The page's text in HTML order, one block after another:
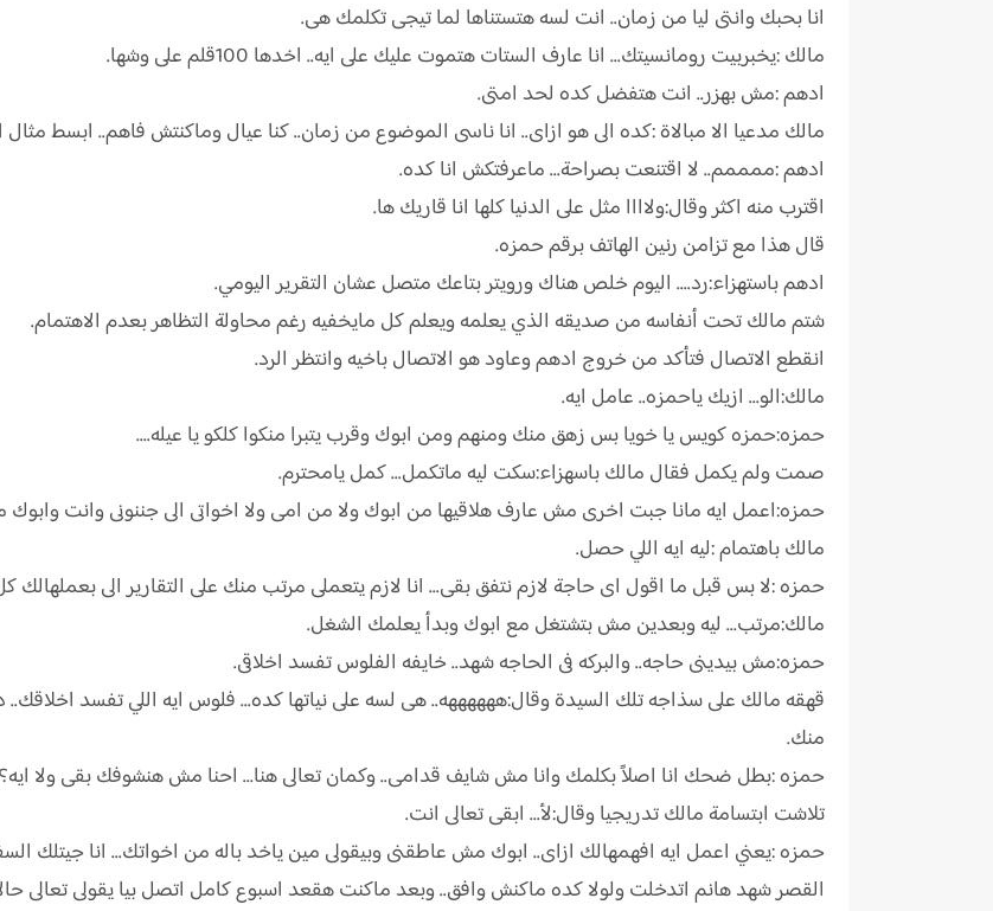
انا بحبك وانتى ليا من زمان.. انت لسه هتستناها لما تيجى تكلمك هى.
مالك :يخبربيت رومانسيتك... انا عارف الستات هتموت عليك على ايه.. اخدها 100قلم على وشها.
ادهم :مش بهزر.. انت هتفضل كده لحد امتى.
مالك مدعيا الا مبالاة :كده الى هو ازاى.. انا ناسى الموضوع من زمان.. كنا عيال وماكنتش فاهم.. ابسط مثال انى سبتها
ادهم :ممممم.. لا اقتنعت بصراحة... ماعرفتكش انا كده.
اقترب منه اكثر وقال:ولاااا مثل على الدنيا كلها انا قاريك ها.
قال هذا مع تزامن رنين الهاتف برقم حمزه.
ادهم باستهزاء:رد.... اليوم خلص هناك ورويتر بتاعك متصل عشان التقرير اليومي.
شتم مالك تحت أنفاسه من صديقه الذي يعلمه ويعلم كل مايخفيه رغم محاولة التظاهر بعدم الاهتمام.
انقطع الاتصال فتأكد من خروج ادهم وعاود هو الاتصال باخيه وانتظر الرد.
مالك:الو... ازيك ياحمزه.. عامل ايه.
حمزه:حمزه كويس يا خويا بس زهق منك ومنهم ومن ابوك وقرب يتبرا منكوا كلكو يا عيله....
صمت ولم يكمل فقال مالك باسهزاء:سكت ليه ماتكمل... كمل يامحترم.
حمزه:اعمل ايه مانا جبت اخرى مش عارف هلاقيها من ابوك ولا من امى ولا اخواتى الى جننونى وانت وابوك
مالك باهتمام :ليه ايه اللي حصل.
حمزه :لا بس قبل ما اقول اى حاجة لازم نتفق بقى... انا لازم يتعملى مرتب منك على التقارير الى
مالك:مرتب... ليه وبعدين مش بتشتغل مع ابوك وبدأ يعلمك الشغل.
حمزه:مش بيدينى حاجه.. والبركه فى الحاجه شهد.. خايفه الفلوس تفسد اخلاقى.
قهقه مالك على سذاجه تلك السيدة وقال:ههههههه.. هى لسه على نياتها كده... فلوس ايه اللي تفسد
منك.
حمزه :بطل ضحك انا اصلاً بكلمك وانا مش شايف قدامى.. وكمان تعالى هنا... احنا مش هنشوفك بقى ولا ايه؟
تلاشت ابتسامة مالك تدريجيا وقال:لأ... ابقى تعالى انت.
حمزه :يعني اعمل ايه افهمهالك ازاى.. ابوك مش عاطقنى وبيقولى مين ياخد باله من اخواتك... انا جيتلك
القصر شهد هانم اتدخلت ولولا كده ماكنش وافق.. وبعد ماكنت هقعد اسبوع كامل اتصل بيا يقولى تعالى